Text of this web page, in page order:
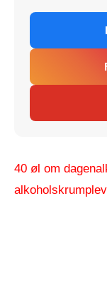
40 øl om dagen
alkohol